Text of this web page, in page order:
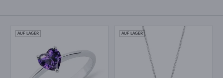
AUF LAGER AUF LAGER